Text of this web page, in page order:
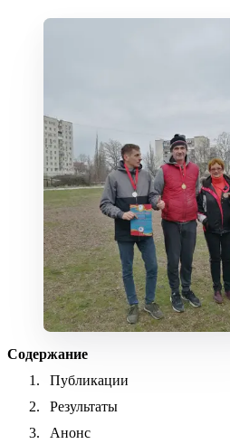
Содержание
Публикации
Результаты
Анонс